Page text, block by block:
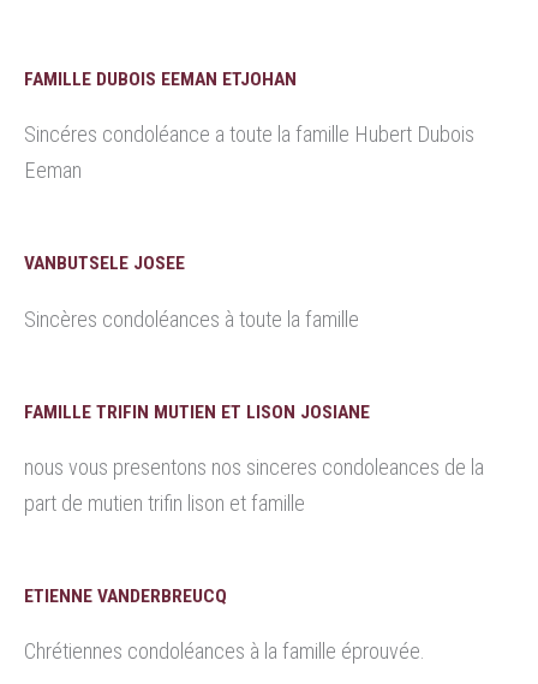
FAMILLE DUBOIS EEMAN ETJOHAN
Sincéres condoléance a toute la famille Hubert Dubois
Eeman
VANBUTSELE JOSEE
Sincères condoléances à toute la famille
FAMILLE TRIFIN MUTIEN ET LISON JOSIANE
nous vous presentons nos sinceres condoleances de la
part de mutien trifin lison et famille
ETIENNE VANDERBREUCQ
Chrétiennes condoléances à la famille éprouvée.